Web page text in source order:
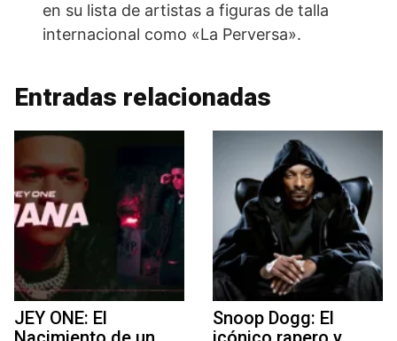
en su lista de artistas a figuras de talla
internacional como «La Perversa».
Entradas relacionadas
JEY ONE: El
Snoop Dogg: El